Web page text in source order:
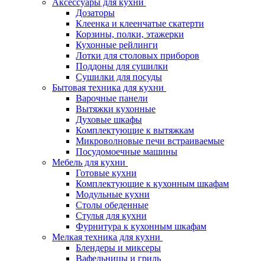
Дозаторы
Клеенка и клеенчатые скатерти
Корзины, полки, этажерки
Кухонные рейлинги
Лотки для столовых приборов
Поддоны для сушилки
Сушилки для посуды
Бытовая техника для кухни
Варочные панели
Вытяжки кухонные
Духовые шкафы
Комплектующие к вытяжкам
Микроволновые печи встраиваемые
Посудомоечные машины
Мебель для кухни
Готовые кухни
Комплектующие к кухонным шкафам
Модульные кухни
Столы обеденные
Стулья для кухни
Фурнитура к кухонным шкафам
Мелкая техника для кухни
Блендеры и миксеры
Вафельницы и гриль